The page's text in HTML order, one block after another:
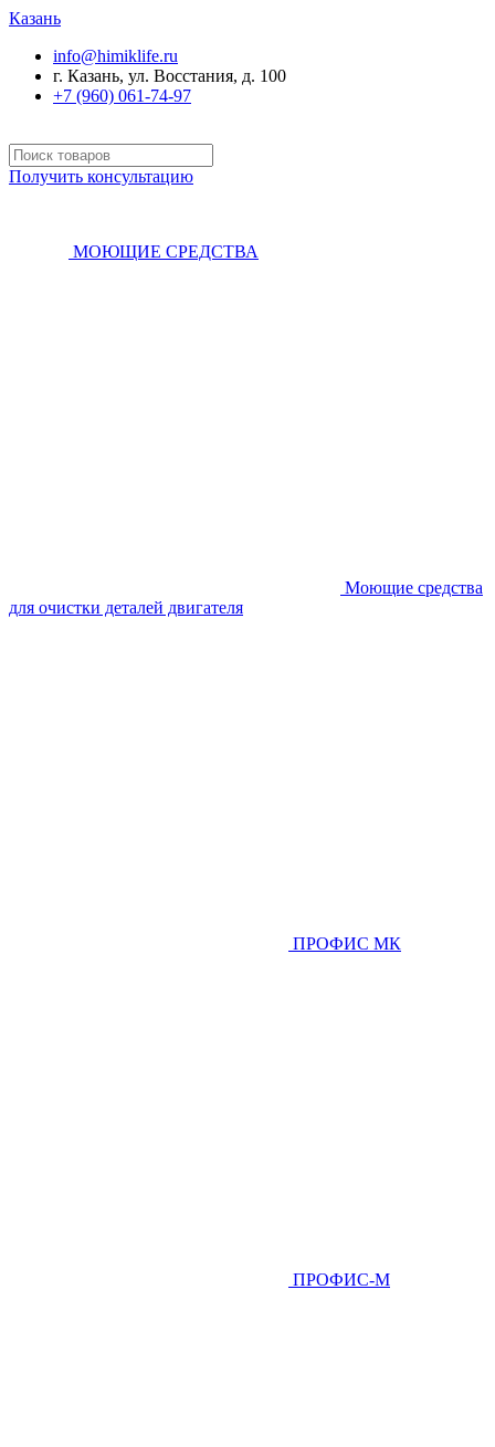
Казань
info@himiklife.ru
г. Казань, ул. Восстания, д. 100
+7 (960) 061-74-97
Получить консультацию
МОЮЩИЕ СРЕДСТВА
Моющие средства
для очистки деталей двигателя
ПРОФИС МК
ПРОФИС-М